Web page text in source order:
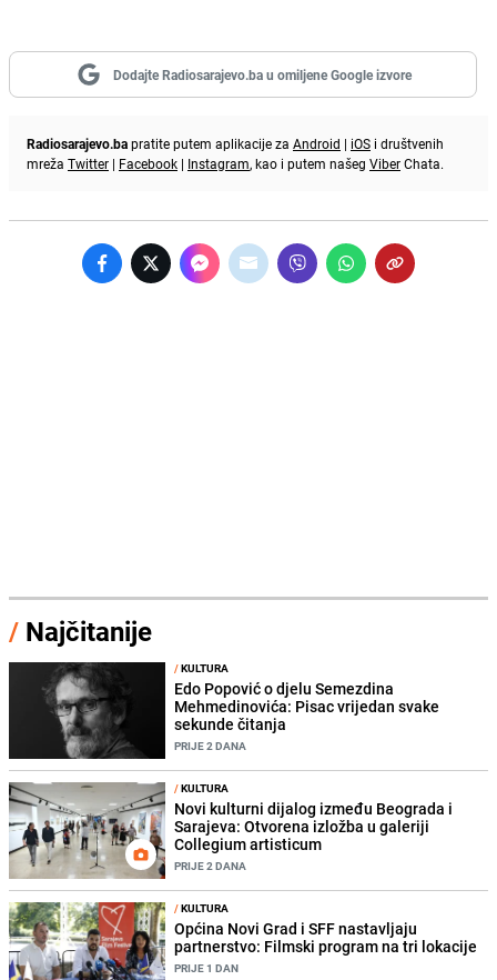
Dodajte Radiosarajevo.ba u omiljene Google izvore
Radiosarajevo.bapratite putem aplikacije za Android | iOS i društvenih
mreža Twitter | Facebook | Instagram, kao i putem našeg ViberChata.
/ Najčitanije
/KULTURA
Edo Popović o djelu Semezdina
Mehmedinovića: Pisac vrijedan svake
sekunde čitanja
PRIJE 2 DANA
/KULTURA
Novi kulturni dijalog između Beograda i
Sarajeva: Otvorena izložba u galeriji
Collegium artisticum
PRIJE 2 DANA
/KULTURA
Općina Novi Grad i SFF nastavljaju
partnerstvo: Filmski program na tri lokacije
PRIJE 1 DAN